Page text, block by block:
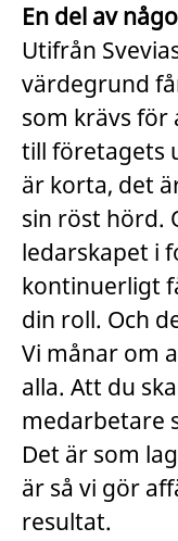
En del av
Utifrån
värdegrund
som krävs för
till företagets
är korta, det
sin röst hörd.
ledarskapet i
kontinuerligt
din roll. Och
Vi månar om
alla. Att du
medarbetare
Det är som
är så vi gör
resultat.